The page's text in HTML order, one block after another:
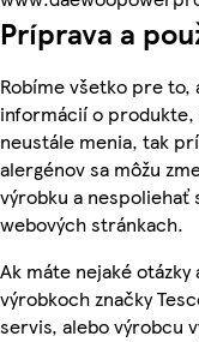
Príprava a
Robíme všetko pre to,
informácií o
neustále menia, tak
alergénov sa môžu
výrobku a nespoliehať
webových stránkach.
Ak máte nejaké
výrobkoch značky
servis, alebo výrobcu